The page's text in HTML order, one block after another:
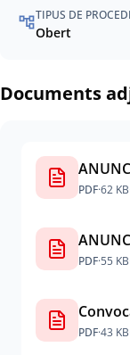
account_treeTIPUS DE
Obert
Documents
PDF·62 KB
PDF·55 KB
PDF·43 KB